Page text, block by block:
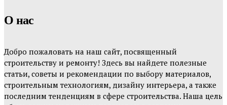
О нас
Добро пожаловать на наш сайт, посвященный
строительству и ремонту! Здесь вы найдете полезные
статьи, советы и рекомендации по выбору материалов,
строительным технологиям, дизайну интерьера, а также
последним тенденциям в сфере строительства. Наша цель